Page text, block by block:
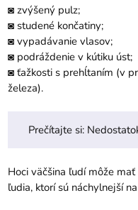
◙ zvýšený pulz;
◙ studené končatiny;
◙ vypadávanie vlasov;
◙ podráždenie v kútiku úst;
◙ ťažkosti s prehĺtaním (v
železa).
Prečítajte si:
Hoci väčšina ľudí môže
ľudia, ktorí sú náchylnejší